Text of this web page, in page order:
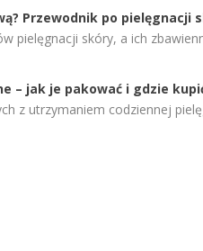
Przewodnik po pielęgnacji
pielęgnacji skóry, a ich
– jak je pakować i gdzie
z utrzymaniem codziennej